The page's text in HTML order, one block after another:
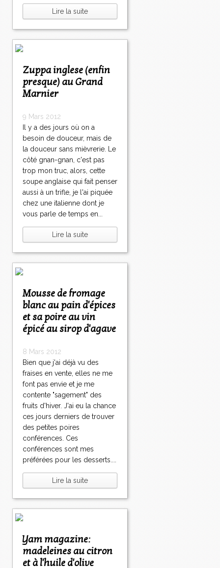
Lire la suite
Zuppa inglese (enfin
presque) au Grand
Marnier
9 Mars 2012
Il y a des jours où on a
besoin de douceur, mais de
la douceur sans mièvrerie. Le
côté gnan-gnan, c'est pas
trop mon truc, alors, cette
soupe anglaise qui fait penser
aussi à un trifle, je l'ai piquée
chez une italienne dont je
vous parle de temps en...
Lire la suite
Mousse de fromage
blanc au pain d'épices
et sa poire au vin
épicé au sirop d'agave
8 Mars 2012
Bien que j'ai déjà vu des
fraises en vente, elles ne me
font pas envie et je me
contente "sagement" des
fruits d'hiver. J'ai eu la chance
ces jours derniers de trouver
des petites poires
conférences. Ces
conférences sont mes
préférées pour les desserts....
Lire la suite
Yam magazine:
madeleines au citron
et à l'huile d'olive